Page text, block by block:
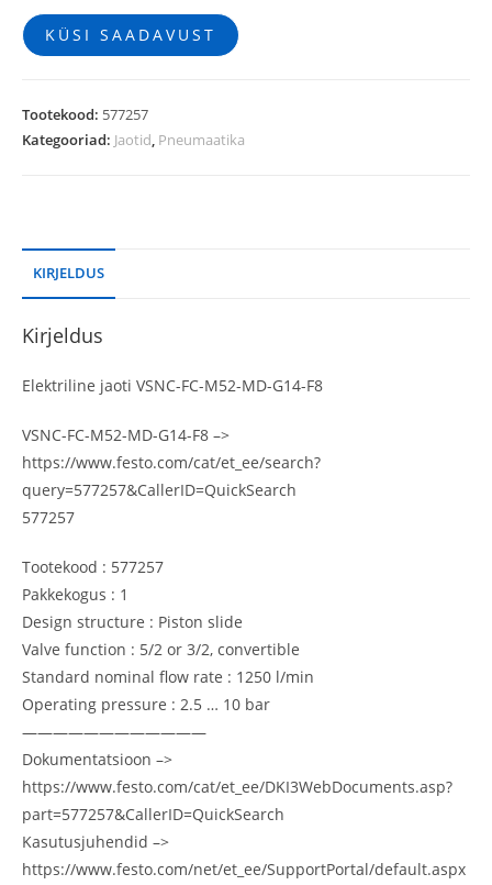
KÜSI SAADAVUST
Tootekood: 577257
Kategooriad: Jaotid, Pneumaatika
KIRJELDUS
Kirjeldus
Elektriline jaoti VSNC-FC-M52-MD-G14-F8
VSNC-FC-M52-MD-G14-F8 –>
https://www.festo.com/cat/et_ee/search?
query=577257&CallerID=QuickSearch
577257
Tootekood : 577257
Pakkekogus : 1
Design structure : Piston slide
Valve function : 5/2 or 3/2, convertible
Standard nominal flow rate : 1250 l/min
Operating pressure : 2.5 … 10 bar
————————————
Dokumentatsioon –>
https://www.festo.com/cat/et_ee/DKI3WebDocuments.asp?
part=577257&CallerID=QuickSearch
Kasutusjuhendid –>
https://www.festo.com/net/et_ee/SupportPortal/default.aspx